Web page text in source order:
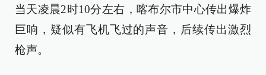
当天凌晨2时10分左右，喀布尔市中心传出爆炸
巨响，疑似有飞机飞过的声音，后续传出激烈
枪声。